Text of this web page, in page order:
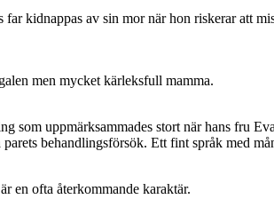
kidnappas av sin mor när hon riskerar att
men mycket kärleksfull mamma.
uppmärksammades stort när hans fru
behandlingsförsök. Ett fint språk med
en ofta återkommande karaktär.